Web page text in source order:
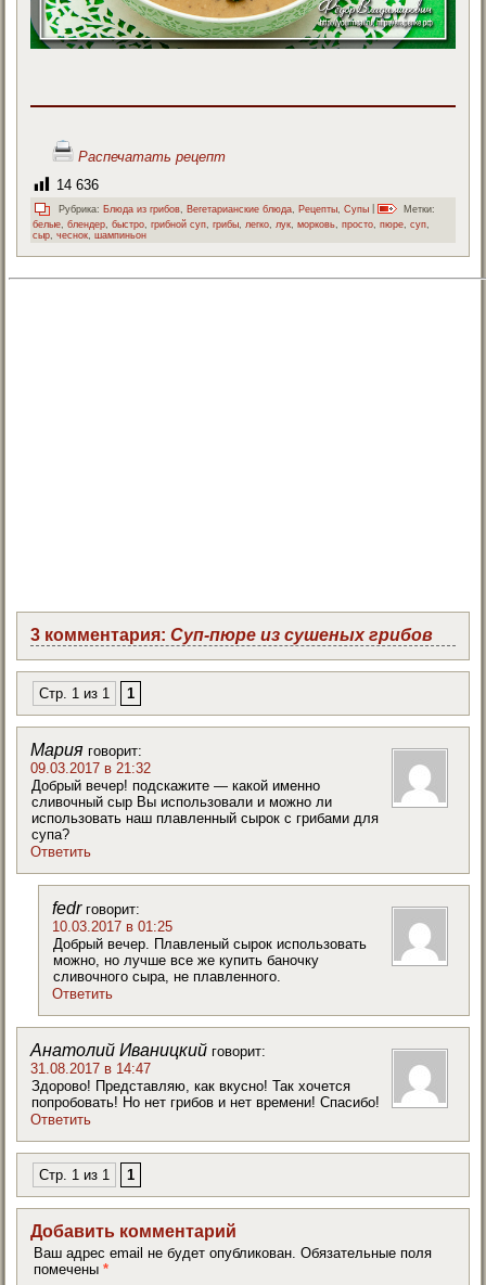
Распечатать рецепт
14 636
Рубрика: Блюда из грибов Вегетарианские блюда Рецепты ,Супы
Метки:
белые,блендер,быстро,грибной суп,грибы,легко,лук,морковь,просто,пюре,суп,
сыр,чеснок,шампиньон
3 комментария:Суп-пюре из сушеных грибов
Стр. 1 из 1 1
Мария говорит:
09.03.2017 в 21:32
Добрый вечер! подскажите — какой именно
сливочный сыр Вы использовали и можно ли
использовать наш плавленный сырок с грибами для
супа?
Ответить
fedr говорит:
10.03.2017 в 01:25
Добрый вечер. Плавленый сырок использовать
можно, но лучше все же купить баночку
сливочного сыра, не плавленного.
Ответить
Анатолий Иваницкий говорит:
31.08.2017 в 14:47
Здорово! Представляю, как вкусно! Так хочется
попробовать! Но нет грибов и нет времени! Спасибо!
Ответить
Стр. 1 из 1 1
Добавить комментарий
Ваш адрес email не будет опубликован. Обязательные поля
помечены*